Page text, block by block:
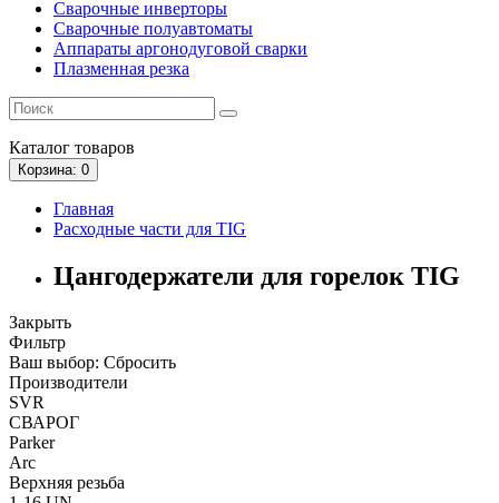
Сварочные инверторы
Сварочные полуавтоматы
Аппараты аргонодуговой сварки
Плазменная резка
Каталог товаров
Корзина: 0
Главная
Расходные части для TIG
Цангодержатели для горелок TIG
Закрыть
Фильтр
Ваш выбор: Сбросить
Производители
SVR
СВАРОГ
Parker
Arc
Верхняя резьба